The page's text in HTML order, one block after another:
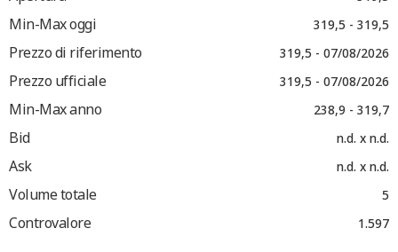
Min-Max oggi 319,5 - 319,5
Prezzo di riferimento 319,5 - 07/08/2026
Prezzo ufficiale 319,5 - 07/08/2026
Min-Max anno 238,9 - 319,7
Bid n.d. x n.d.
Ask n.d. x n.d.
Volume totale 5
Controvalore 1.597